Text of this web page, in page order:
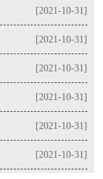
[2021-10-31]
[2021-10-31]
[2021-10-31]
[2021-10-31]
[2021-10-31]
[2021-10-31]